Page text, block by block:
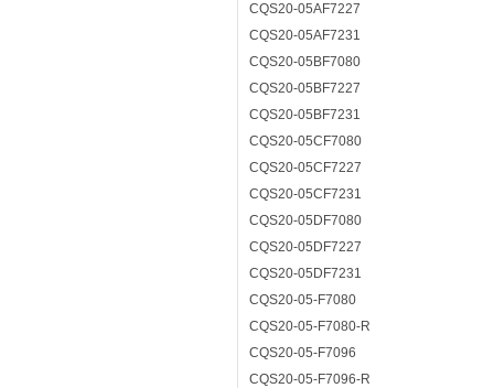
CQS20-05AF7227
CQS20-05AF7231
CQS20-05BF7080
CQS20-05BF7227
CQS20-05BF7231
CQS20-05CF7080
CQS20-05CF7227
CQS20-05CF7231
CQS20-05DF7080
CQS20-05DF7227
CQS20-05DF7231
CQS20-05-F7080
CQS20-05-F7080-R
CQS20-05-F7096
CQS20-05-F7096-R